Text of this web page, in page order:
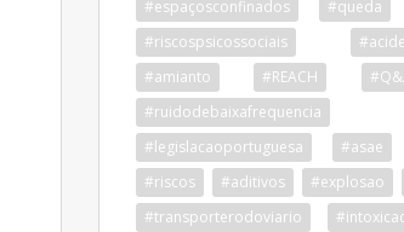
#espaçosconfinados
#queda
#riscospsicossociais
#amianto
#REACH
#ruidodebaixafrequencia
#legislacaoportuguesa
#asae
#riscos
#aditivos #explosao
#transporterodoviario